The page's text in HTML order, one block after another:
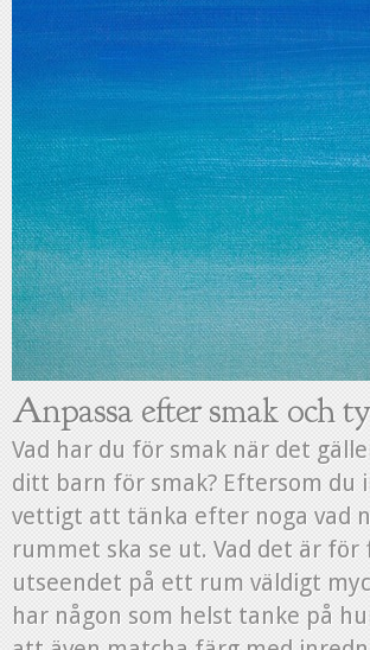
Anpassa efter smak och
Vad har du för smak när det
ditt barn för smak? Eftersom du
vettigt att tänka efter noga vad
rummet ska se ut. Vad det är för
utseendet på ett rum väldigt
har någon som helst tanke på